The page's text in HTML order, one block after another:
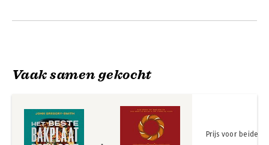
Vaak samen gekocht
Prijs voor beide